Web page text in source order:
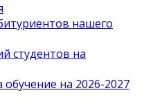
нашего
студентов на
на 2026-2027